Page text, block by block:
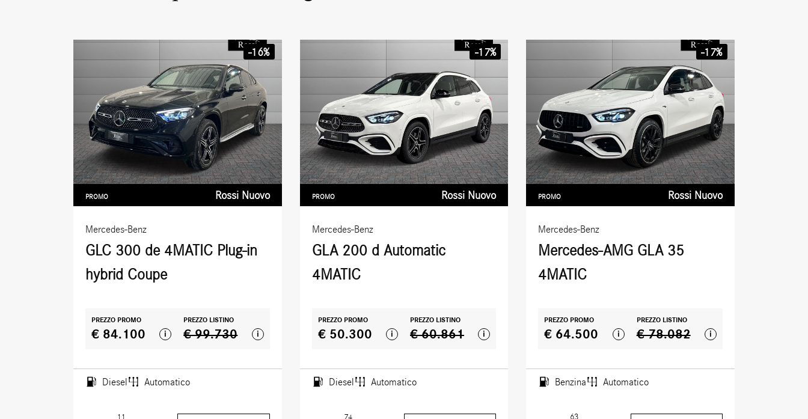
Mercedes-Benz
GLC 300 de 4MATIC Plug-in
hybrid Coupe
PROMO Rossi Nuovo
-16%
PREZZO PROMO
€ 84.100 i
PREZZO LISTINO
€ 99.730 i
Diesel Automatico
Mercedes-Benz
GLA 200 d Automatic
4MATIC
PROMO Rossi Nuovo
-17%
PREZZO PROMO
€ 50.300 i
PREZZO LISTINO
€ 60.861 i
Diesel Automatico
Mercedes-Benz
Mercedes-AMG GLA 35
4MATIC
PROMO Rossi Nuovo
-17%
PREZZO PROMO
€ 64.500 i
PREZZO LISTINO
€ 78.082 i
Benzina Automatico